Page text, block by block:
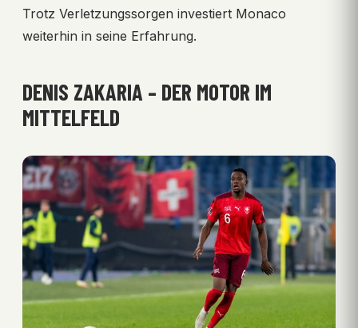
Trotz Verletzungssorgen investiert Monaco
weiterhin in seine Erfahrung.
DENIS ZAKARIA – DER MOTOR IM
MITTELFELD